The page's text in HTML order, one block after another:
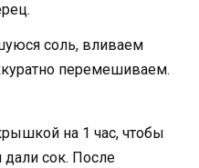
соль, вливаем
перемешиваем.
на 1 час, чтобы
сок. После